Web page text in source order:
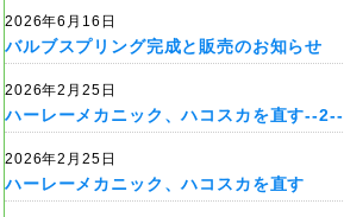
2026年6月16日
バルブスプリング完成と販売のお知らせ
2026年2月25日
ハーレーメカニック、ハコスカを直す--2--
2026年2月25日
ハーレーメカニック、ハコスカを直す